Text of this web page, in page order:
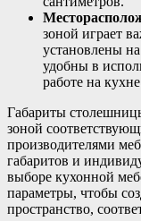
зоной играет
установлены
удобны в
работе на
Габариты
зоной
производителями
габаритов и
выборе кухонной
параметры, чтобы
пространство,